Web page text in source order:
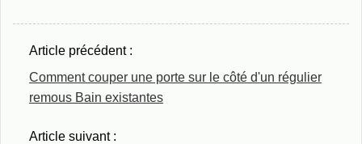
Article précédent :
Comment couper une porte sur le côté d'un régulier
remous Bain existantes
Article suivant :